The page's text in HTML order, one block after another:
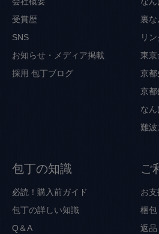
受賞歴
SNS
お知らせ・メディア掲載
採用 包丁ブログ
裏
リ
東京
京
京
な
難
包丁の知識
必読！購入前ガイド
包丁の詳しい知識
Q＆A
ご
お支
梱包
返品